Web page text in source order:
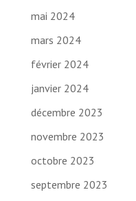
mai 2024
mars 2024
février 2024
janvier 2024
décembre 2023
novembre 2023
octobre 2023
septembre 2023